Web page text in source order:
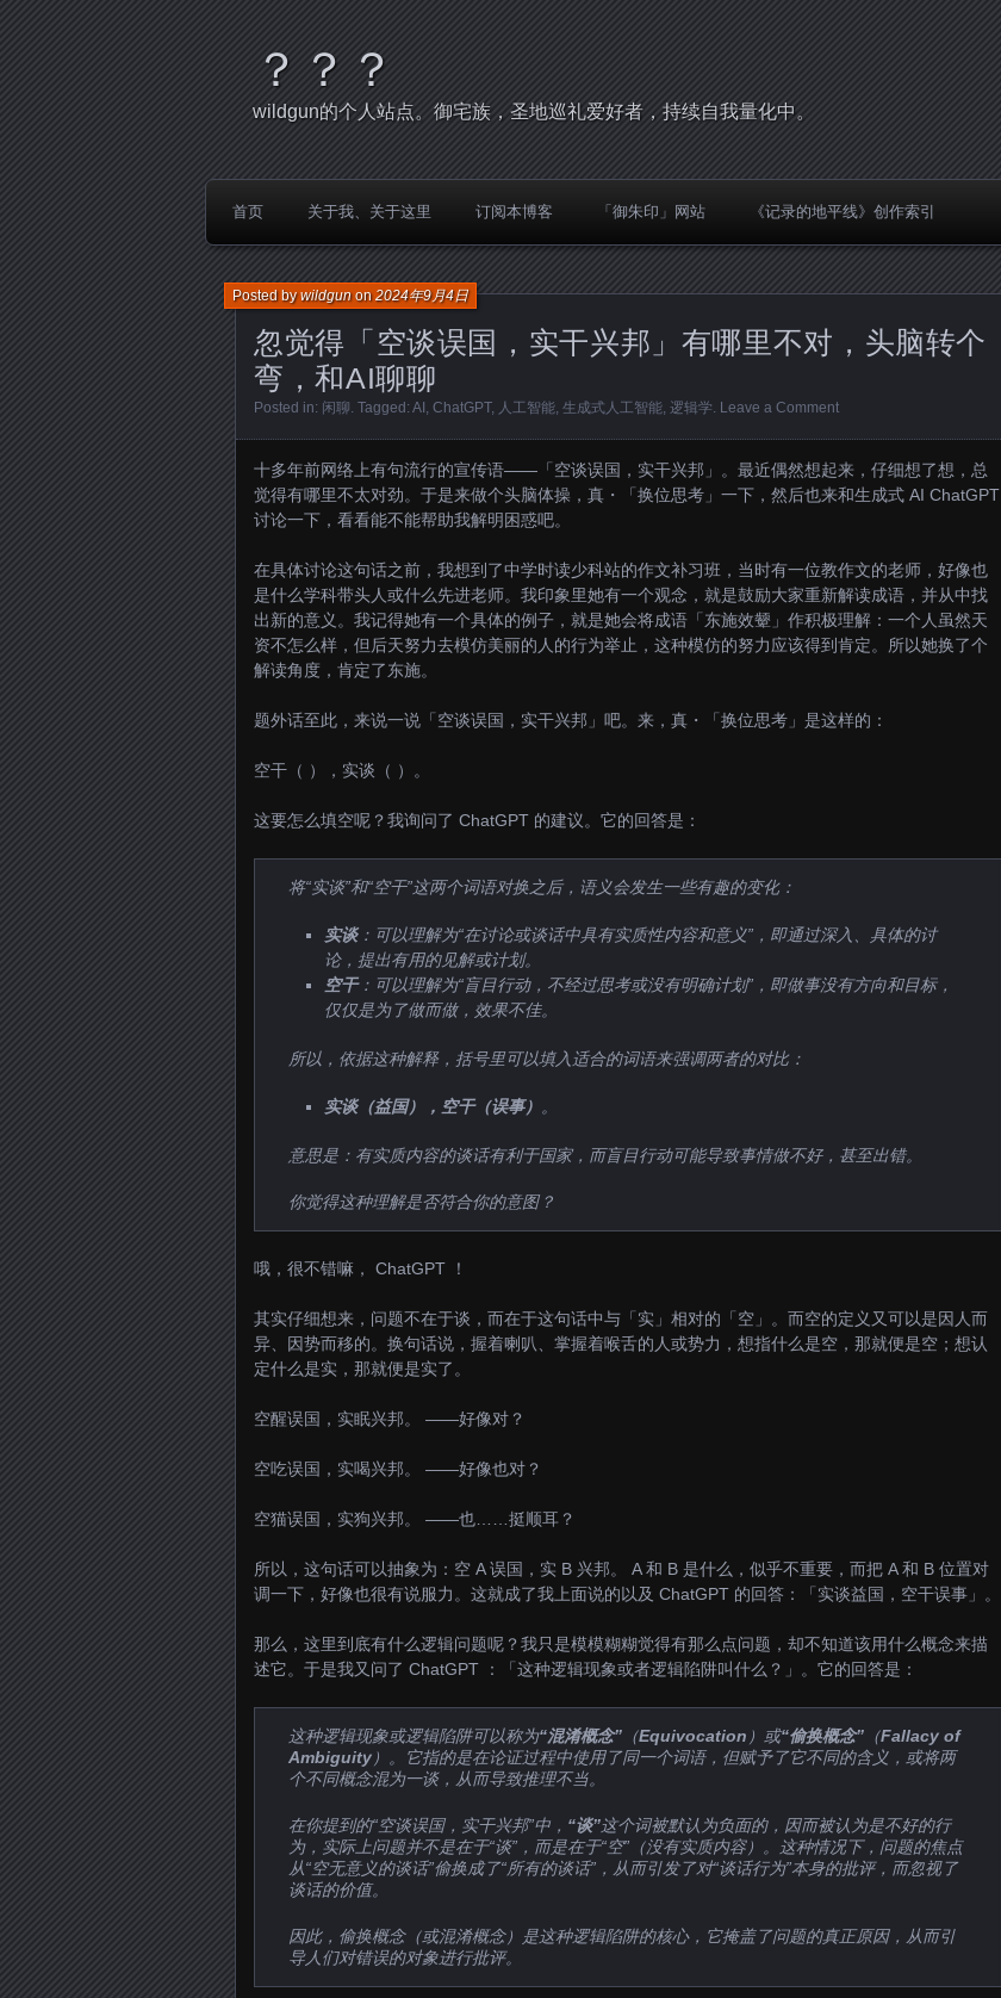
？？？
wildgun的个人站点。御宅族，圣地巡礼爱好者，持续自我量化中。
首页 关于我、关于这里 订阅本博客 「御朱印」网站 《记录的地平线》创作索引
忽觉得「空谈误国，实干兴邦」有哪里不对，头脑转个
弯，和AI聊聊
Posted bywildgunon2024年9月4日
Posted in: 闲聊. Tagged: AI , ChatGPT, 人工智能, 生成式人工智能, 逻辑学. Leave a Comment
十多年前网络上有句流行的宣传语——「空谈误国，实干兴邦」。最近偶然想起来，仔细想了想，总
觉得有哪里不太对劲。于是来做个头脑体操，真・「换位思考」一下，然后也来和生成式 AI ChatGPT
讨论一下，看看能不能帮助我解明困惑吧。
在具体讨论这句话之前，我想到了中学时读少科站的作文补习班，当时有一位教作文的老师，好像也
是什么学科带头人或什么先进老师。我印象里她有一个观念，就是鼓励大家重新解读成语，并从中找
出新的意义。我记得她有一个具体的例子，就是她会将成语「东施效颦」作积极理解：一个人虽然天
资不怎么样，但后天努力去模仿美丽的人的行为举止，这种模仿的努力应该得到肯定。所以她换了个
解读角度，肯定了东施。
题外话至此，来说一说「空谈误国，实干兴邦」吧。来，真・「换位思考」是这样的：
空干（ ），实谈（ ）。
这要怎么填空呢？我询问了 ChatGPT 的建议。它的回答是：
将“实谈”和“空干”这两个词语对换之后，语义会发生一些有趣的变化：
实谈：可以理解为“在讨论或谈话中具有实质性内容和意义”，即通过深入、具体的讨
论，提出有用的见解或计划。
空干：可以理解为“盲目行动，不经过思考或没有明确计划”，即做事没有方向和目标，
仅仅是为了做而做，效果不佳。
所以，依据这种解释，括号里可以填入适合的词语来强调两者的对比：
实谈（益国），空干（误事） 。
意思是：有实质内容的谈话有利于国家，而盲目行动可能导致事情做不好，甚至出错。
你觉得这种理解是否符合你的意图？
哦，很不错嘛， ChatGPT ！
其实仔细想来，问题不在于谈，而在于这句话中与「实」相对的「空」。而空的定义又可以是因人而
异、因势而移的。换句话说，握着喇叭、掌握着喉舌的人或势力，想指什么是空，那就便是空；想认
定什么是实，那就便是实了。
空醒误国，实眠兴邦。 ——好像对？
空吃误国，实喝兴邦。 ——好像也对？
空猫误国，实狗兴邦。 ——也……挺顺耳？
所以，这句话可以抽象为：空 A 误国，实 B 兴邦。 A 和 B 是什么，似乎不重要，而把 A 和 B 位置对
调一下，好像也很有说服力。这就成了我上面说的以及 ChatGPT 的回答：「实谈益国，空干误事」。
那么，这里到底有什么逻辑问题呢？我只是模模糊糊觉得有那么点问题，却不知道该用什么概念来描
述它。于是我又问了 ChatGPT ：「这种逻辑现象或者逻辑陷阱叫什么？」。它的回答是：
这种逻辑现象或逻辑陷阱可以称为“混淆概念” （Equivocation ）或“偷换概念” （Fallacy of
Ambiguity ）。它指的是在论证过程中使用了同一个词语，但赋予了它不同的含义，或将两
个不同概念混为一谈，从而导致推理不当。
在你提到的“空谈误国，实干兴邦”中， “谈”这个词被默认为负面的，因而被认为是不好的行
为，实际上问题并不是在于“谈”，而是在于“空”（没有实质内容）。这种情况下，问题的焦点
从“空无意义的谈话”偷换成了“所有的谈话”，从而引发了对“谈话行为”本身的批评，而忽视了
谈话的价值。
因此，偷换概念（或混淆概念）是这种逻辑陷阱的核心，它掩盖了问题的真正原因，从而引
导人们对错误的对象进行批评。